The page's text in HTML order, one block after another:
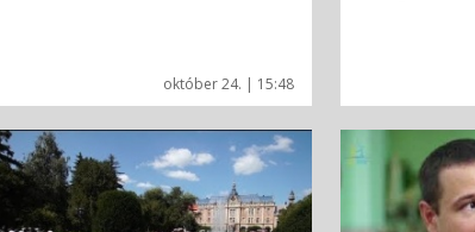
október 24. | 15:48